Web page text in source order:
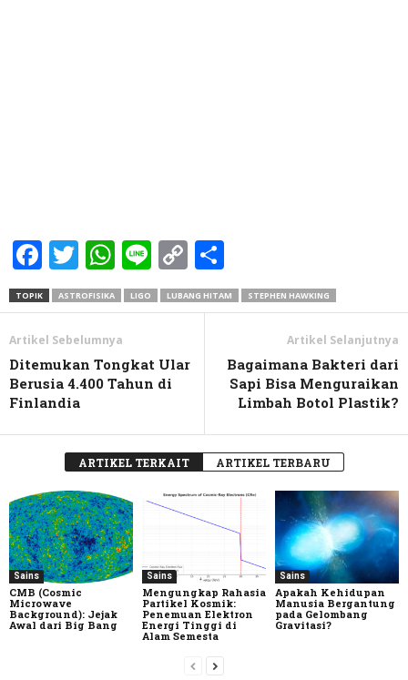
Facebook
Twitter
WhatsApp
LineCopy
Link
TOPIK ASTROFISIKA LIGO LUBANG HITAM STEPHEN HAWKING
Artikel Sebelumnya
Ditemukan Tongkat Ular
Berusia 4.400 Tahun di
Finlandia
Artikel Selanjutnya
Bagaimana Bakteri dari
Sapi Bisa Menguraikan
Limbah Botol Plastik?
ARTIKEL TERKAIT ARTIKEL TERBARU
Sains
CMB (Cosmic
Microwave
Background): Jejak
Awal dari Big Bang
Sains
Mengungkap Rahasia
Partikel Kosmik:
Penemuan Elektron
Energi Tinggi di
Alam Semesta
Sains
Apakah Kehidupan
Manusia Bergantung
pada Gelombang
Gravitasi?